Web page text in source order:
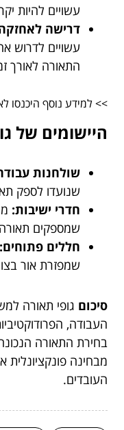
עשויים להיות
דרישה
עשויים לדרוש
התאורה לאורך
>> למידע נוסף היכנסו
היישומים של
שולחנות
שנועדו לספק
חדרי ישיבות:
שמספקים
חללים פתוחים:
שמפזרת אור
סיכום גופי תאורה
העבודה,
בחירת התאורה
מבחינה
העובדים.